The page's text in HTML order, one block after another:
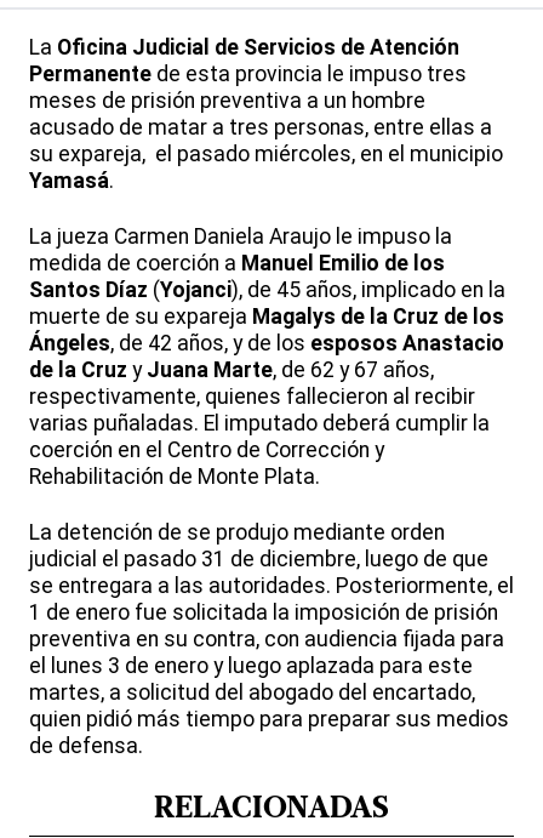
La Oficina Judicial de Servicios de Atención
Permanente de esta provincia le impuso tres
meses de prisión preventiva a un hombre
acusado de matar a tres personas, entre ellas a
su expareja, el pasado miércoles, en el municipio
Yamasá.
La jueza Carmen Daniela Araujo le impuso la
medida de coerción a Manuel Emilio de los
Santos Díaz (Yojanci), de 45 años, implicado en la
muerte de su expareja Magalys de la Cruz de los
Ángeles, de 42 años, y de los esposos Anastacio
de la Cruz y Juana Marte, de 62 y 67 años,
respectivamente, quienes fallecieron al recibir
varias puñaladas. El imputado deberá cumplir la
coerción en el Centro de Corrección y
Rehabilitación de Monte Plata.
La detención de se produjo mediante orden
judicial el pasado 31 de diciembre, luego de que
se entregara a las autoridades. Posteriormente, el
1 de enero fue solicitada la imposición de prisión
preventiva en su contra, con audiencia fijada para
el lunes 3 de enero y luego aplazada para este
martes, a solicitud del abogado del encartado,
quien pidió más tiempo para preparar sus medios
de defensa.
RELACIONADAS